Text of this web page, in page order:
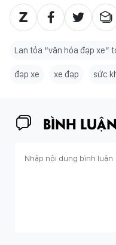
Lan tỏa “văn hóa đạp xe”
đạp xe xe đạp sức
BÌNH LUẬN